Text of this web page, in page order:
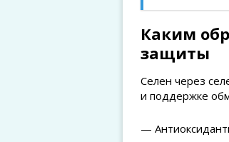
Каким
защиты
Селен через
и поддержке
—